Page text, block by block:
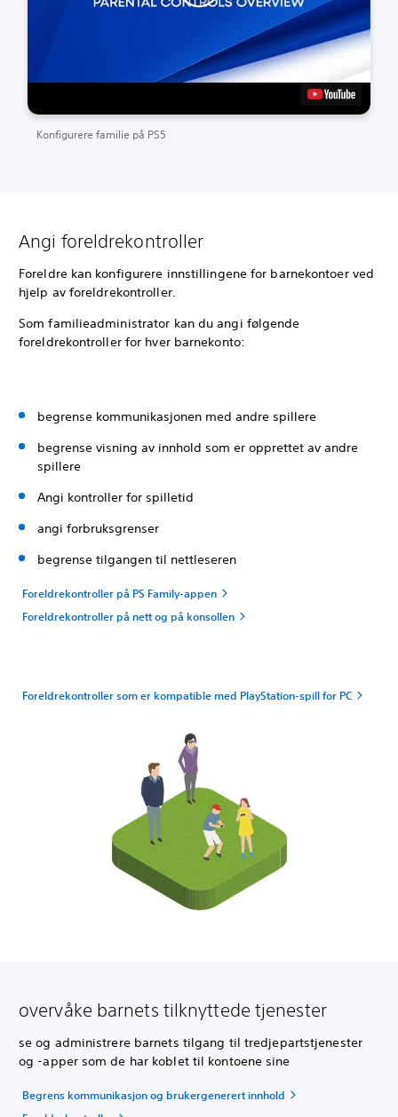
Konfigurere familie på PS5
Angi foreldrekontroller
Foreldre kan konfigurere innstillingene for barnekontoer ved
hjelp av foreldrekontroller.
Som familieadministrator kan du angi følgende
foreldrekontroller for hver barnekonto:
begrense kommunikasjonen med andre spillere
begrense visning av innhold som er opprettet av andre
spillere
Angi kontroller for spilletid
angi forbruksgrenser
begrense tilgangen til nettleseren
Foreldrekontroller på PS Family-appen
Foreldrekontroller på nett og på konsollen
Foreldrekontroller som er kompatible med PlayStation-spill for PC
overvåke barnets tilknyttede tjenester
se og administrere barnets tilgang til tredjepartstjenester
og -apper som de har koblet til kontoene sine
Begrens kommunikasjon og brukergenerert innhold